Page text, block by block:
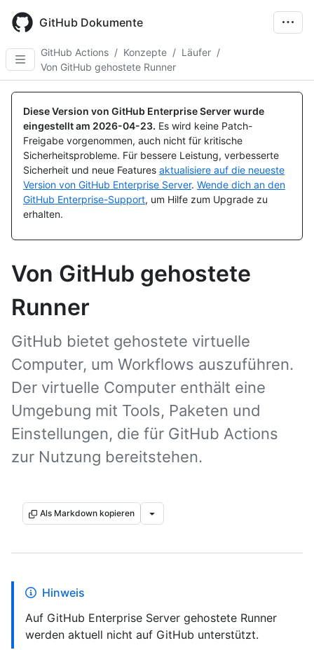
main
content
GitHub Dokumente
GitHub Actions / Konzepte / Läufer /
Von GitHub gehostete Runner
Diese Version von GitHub Enterprise Server wurde
eingestellt am 2026-04-23. Es wird keine Patch-
Freigabe vorgenommen, auch nicht für kritische
Sicherheitsprobleme. Für bessere Leistung, verbesserte
Sicherheit und neue Features aktualisiere auf die neueste
Version von GitHub Enterprise Server. Wende dich an den
GitHub Enterprise-Support, um Hilfe zum Upgrade zu
erhalten.
Von GitHub gehostete
Runner
GitHub bietet gehostete virtuelle
Computer, um Workflows auszuführen.
Der virtuelle Computer enthält eine
Umgebung mit Tools, Paketen und
Einstellungen, die für GitHub Actions
zur Nutzung bereitstehen.
Als Markdown kopieren
Hinweis
Auf GitHub Enterprise Server gehostete Runner
werden aktuell nicht auf GitHub unterstützt.